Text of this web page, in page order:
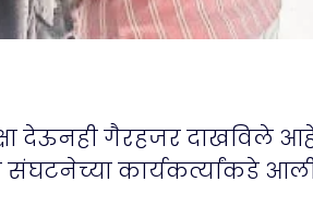
देऊनही गैरहजर दाखविले
संघटनेच्या कार्यकर्त्यांकडे